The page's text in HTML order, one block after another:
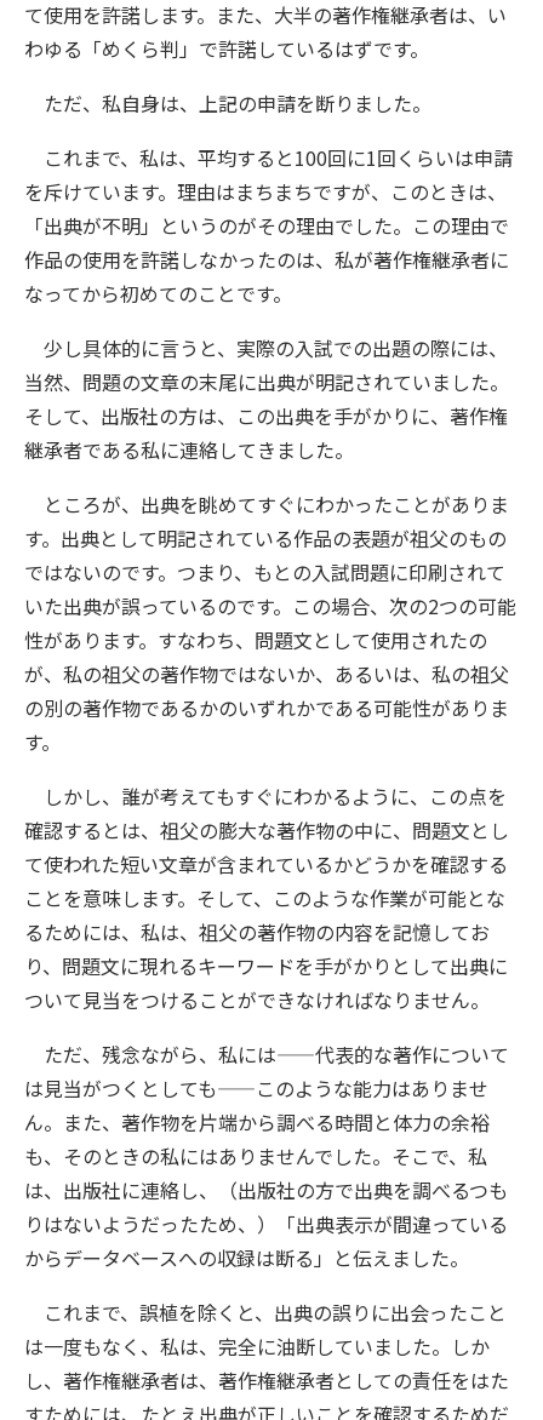
て使用を許諾します。また、大半の著作権継承者は、い
わゆる「めくら判」で許諾しているはずです。
ただ、私自身は、上記の申請を断りました。
これまで、私は、平均すると100回に1回くらいは申請
を斥けています。理由はまちまちですが、このときは、
「出典が不明」というのがその理由でした。この理由で
作品の使用を許諾しなかったのは、私が著作権継承者に
なってから初めてのことです。
少し具体的に言うと、実際の入試での出題の際には、
当然、問題の文章の末尾に出典が明記されていました。
そして、出版社の方は、この出典を手がかりに、著作権
継承者である私に連絡してきました。
ところが、出典を眺めてすぐにわかったことがありま
す。出典として明記されている作品の表題が祖父のもの
ではないのです。つまり、もとの入試問題に印刷されて
いた出典が誤っているのです。この場合、次の2つの可能
性があります。すなわち、問題文として使用されたの
が、私の祖父の著作物ではないか、あるいは、私の祖父
の別の著作物であるかのいずれかである可能性がありま
す。
しかし、誰が考えてもすぐにわかるように、この点を
確認するとは、祖父の膨大な著作物の中に、問題文とし
て使われた短い文章が含まれているかどうかを確認する
ことを意味します。そして、このような作業が可能とな
るためには、私は、祖父の著作物の内容を記憶してお
り、問題文に現れるキーワードを手がかりとして出典に
ついて見当をつけることができなければなりません。
ただ、残念ながら、私には——代表的な著作について
は見当がつくとしても——このような能力はありませ
ん。また、著作物を片端から調べる時間と体力の余裕
も、そのときの私にはありませんでした。そこで、私
は、出版社に連絡し、（出版社の方で出典を調べるつも
りはないようだったため、）「出典表示が間違っている
からデータベースへの収録は断る」と伝えました。
これまで、誤植を除くと、出典の誤りに出会ったこと
は一度もなく、私は、完全に油断していました。しか
し、著作権継承者は、著作権継承者としての責任をはた
すためには、たとえ出典が正しいことを確認するためだ